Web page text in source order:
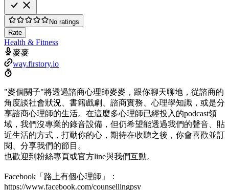
No ratings
Rate
Health & Fitness
麥麥
way.firstory.io
"麥個關子"將透過諮商心理師麥麥，跟你聊天聊地，從諮商的
角度談社會狀況、書籍戲劇、諮商實務、心理學知識，或是分
享諮商心理師的生活。在這麼多心理師已經投入的podcast領
域，我們沒專業的錄音設備，但仍希望能透過我們的聲音、貼
近生活的方式，打動你的心，期待在收聽之後，你會喜歡並訂
閱、分享我們的節目。
也歡迎到粉絲專頁或官方line與我們互動。
Facebook「路上有個心理師」：
https://www.facebook.com/counsellingpsy